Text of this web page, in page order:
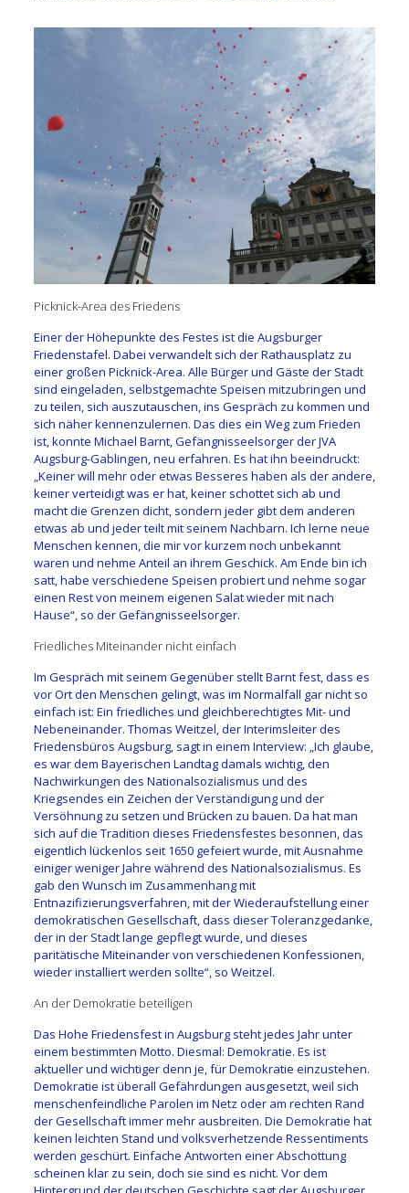
Picknick-Area des Friedens
Einer der Höhepunkte des Festes ist die Augsburger
Friedenstafel. Dabei verwandelt sich der Rathausplatz zu
einer großen Picknick-Area. Alle Bürger und Gäste der Stadt
sind eingeladen, selbstgemachte Speisen mitzubringen und
zu teilen, sich auszutauschen, ins Gespräch zu kommen und
sich näher kennenzulernen. Das dies ein Weg zum Frieden
ist, konnte Michael Barnt, Gefängnisseelsorger der JVA
Augsburg-Gablingen, neu erfahren. Es hat ihn beeindruckt:
„Keiner will mehr oder etwas Besseres haben als der andere,
keiner verteidigt was er hat, keiner schottet sich ab und
macht die Grenzen dicht, sondern jeder gibt dem anderen
etwas ab und jeder teilt mit seinem Nachbarn. Ich lerne neue
Menschen kennen, die mir vor kurzem noch unbekannt
waren und nehme Anteil an ihrem Geschick. Am Ende bin ich
satt, habe verschiedene Speisen probiert und nehme sogar
einen Rest von meinem eigenen Salat wieder mit nach
Hause“, so der Gefängnisseelsorger.
Friedliches Miteinander nicht einfach
Im Gespräch mit seinem Gegenüber stellt Barnt fest, dass es
vor Ort den Menschen gelingt, was im Normalfall gar nicht so
einfach ist: Ein friedliches und gleichberechtigtes Mit- und
Nebeneinander. Thomas Weitzel, der Interimsleiter des
Friedensbüros Augsburg, sagt in einem Interview: „Ich glaube,
es war dem Bayerischen Landtag damals wichtig, den
Nachwirkungen des Nationalsozialismus und des
Kriegsendes ein Zeichen der Verständigung und der
Versöhnung zu setzen und Brücken zu bauen. Da hat man
sich auf die Tradition dieses Friedensfestes besonnen, das
eigentlich lückenlos seit 1650 gefeiert wurde, mit Ausnahme
einiger weniger Jahre während des Nationalsozialismus. Es
gab den Wunsch im Zusammenhang mit
Entnazifizierungsverfahren, mit der Wiederaufstellung einer
demokratischen Gesellschaft, dass dieser Toleranzgedanke,
der in der Stadt lange gepflegt wurde, und dieses
paritätische Miteinander von verschiedenen Konfessionen,
wieder installiert werden sollte“, so Weitzel.
An der Demokratie beteiligen
Das Hohe Friedensfest in Augsburg steht jedes Jahr unter
einem bestimmten Motto. Diesmal: Demokratie. Es ist
aktueller und wichtiger denn je, für Demokratie einzustehen.
Demokratie ist überall Gefährdungen ausgesetzt, weil sich
menschenfeindliche Parolen im Netz oder am rechten Rand
der Gesellschaft immer mehr ausbreiten. Die Demokratie hat
keinen leichten Stand und volksverhetzende Ressentiments
werden geschürt. Einfache Antworten einer Abschottung
scheinen klar zu sein, doch sie sind es nicht. Vor dem